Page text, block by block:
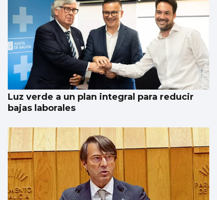
Luz verde a un plan integral para reducir
bajas laborales